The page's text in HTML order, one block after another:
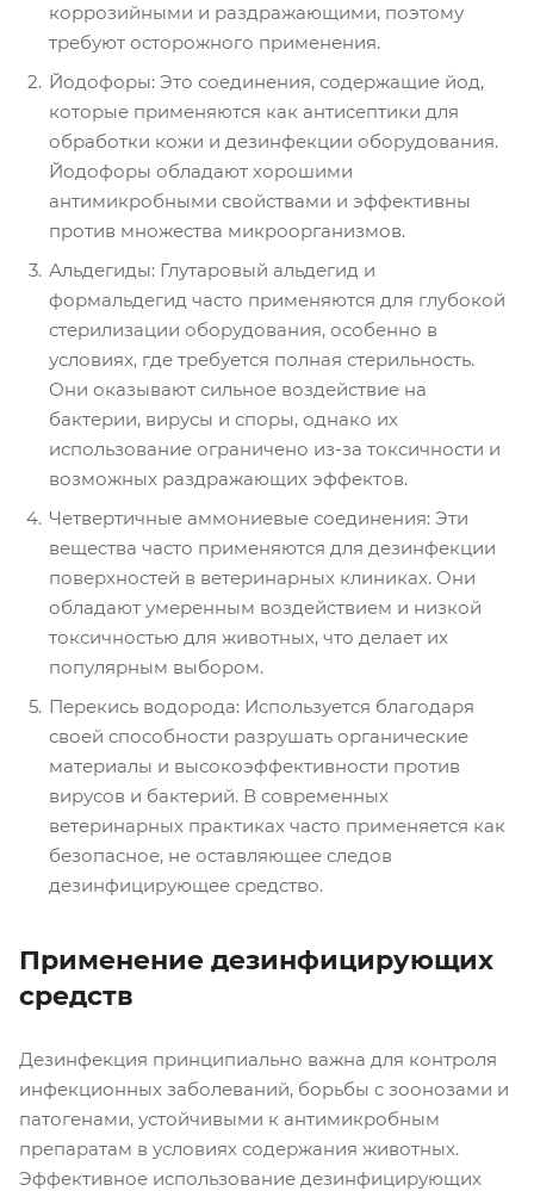
коррозийными и раздражающими, поэтому
требуют осторожного применения.
Йодофоры: Это соединения, содержащие йод,
которые применяются как антисептики для
обработки кожи и дезинфекции оборудования.
Йодофоры обладают хорошими
антимикробными свойствами и эффективны
против множества микроорганизмов.
Альдегиды: Глутаровый альдегид и
формальдегид часто применяются для глубокой
стерилизации оборудования, особенно в
условиях, где требуется полная стерильность.
Они оказывают сильное воздействие на
бактерии, вирусы и споры, однако их
использование ограничено из-за токсичности и
возможных раздражающих эффектов.
Четвертичные аммониевые соединения: Эти
вещества часто применяются для дезинфекции
поверхностей в ветеринарных клиниках. Они
обладают умеренным воздействием и низкой
токсичностью для животных, что делает их
популярным выбором.
Перекись водорода: Используется благодаря
своей способности разрушать органические
материалы и высокоэффективности против
вирусов и бактерий. В современных
ветеринарных практиках часто применяется как
безопасное, не оставляющее следов
дезинфицирующее средство.
Применение дезинфицирующих
средств
Дезинфекция принципиально важна для контроля
инфекционных заболеваний, борьбы с зоонозами и
патогенами, устойчивыми к антимикробным
препаратам в условиях содержания животных.
Эффективное использование дезинфицирующих